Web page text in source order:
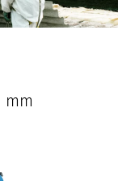
mm